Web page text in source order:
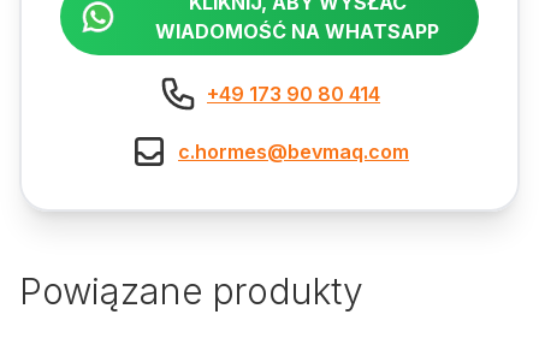
WIADOMOŚĆ NA WHATSAPP
+49 173 90 80 414
c.hormes@bevmaq.com
Powiązane produkty